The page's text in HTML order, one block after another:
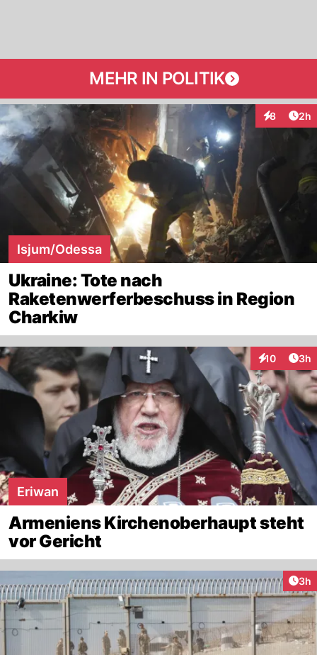
MEHR IN POLITIK
8 2h
Isjum/Odessa
Ukraine: Tote nach
Raketenwerferbeschuss in Region
Charkiw
10
Interaktionen
3h
Eriwan
Armeniens Kirchenoberhaupt steht
vor Gericht
3h